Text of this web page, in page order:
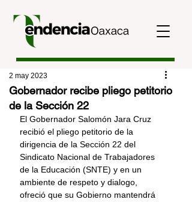
Gobernador recibe pliego petitorio
de la Sección 22
2 may 2023
El Gobernador Salomón Jara Cruz
recibió el pliego petitorio de la
dirigencia de la Sección 22 del
Sindicato Nacional de Trabajadores
de la Educación (SNTE) y en un
ambiente de respeto y dialogo,
ofreció que su Gobierno mantendrá